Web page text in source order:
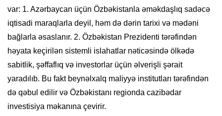
var: 1. Azərbaycan üçün Özbəkistanla əməkdaşlıq sadəcə
iqtisadi maraqlarla deyil, həm də dərin tarixi və mədəni
bağlarla əsaslanır. 2. Özbəkistan Prezidenti tərəfindən
həyata keçirilən sistemli islahatlar nəticəsində ölkədə
sabitlik, şəffaflıq və investorlar üçün əlverişli şərait
yaradılıb. Bu fakt beynəlxalq maliyyə institutları tərəfindən
də qəbul edilir və Özbəkistanı regionda cazibədar
investisiya məkanına çevirir.